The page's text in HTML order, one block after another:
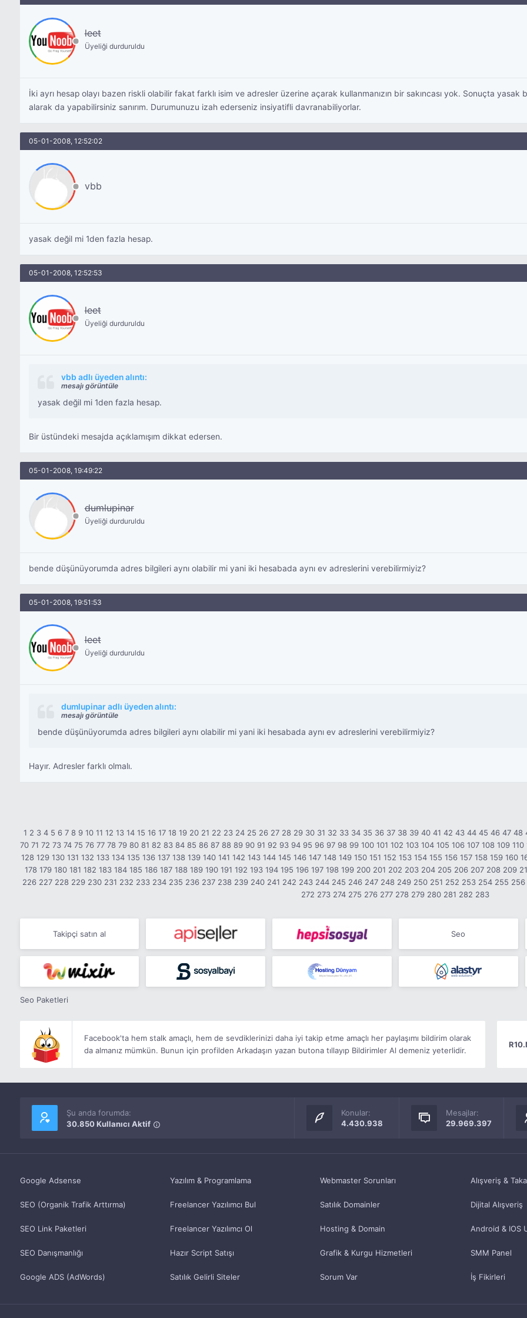
leet
Üyeliği durduruldu
İki ayrı hesap olayı bazen riskli olabilir fakat farklı isim ve adresler üzerine açarak kullanmanızın bir sakıncası yok. Sonuçta
alarak da yapabilirsiniz sanırım. Durumunuzu izah ederseniz insiyatifli davranabiliyorlar.
05-01-2008, 12:52:02
vbb
yasak değil mi 1den fazla hesap.
05-01-2008, 12:52:53
leet
Üyeliği durduruldu
vbb adlı üyeden alıntı:
mesajı görüntüle
yasak değil mi 1den fazla hesap.
Bir üstündeki mesajda açıklamışım dikkat edersen.
05-01-2008, 19:49:22
dumlupinar
Üyeliği durduruldu
bende düşünüyorumda adres bilgileri aynı olabilir mi yani iki hesabada aynı ev adreslerini verebilirmiyiz?
05-01-2008, 19:51:53
leet
Üyeliği durduruldu
dumlupinar adlı üyeden alıntı:
mesajı görüntüle
bende düşünüyorumda adres bilgileri aynı olabilir mi yani iki hesabada aynı ev adreslerini verebilirmiyiz?
Hayır. Adresler farklı olmalı.
1 2 3 4 5 6 7 8 9 10 11 12 13 14 15 16 17 18 19 20 21 22 23 24 25 26 27 28 29 30 31 32 33 34 35 36 37 38 39 40 41 42 43 44 45 46 47 48
70 71 72 73 74 75 76 77 78 79 80 81 82 83 84 85 86 87 88 89 90 91 92 93 94 95 96 97 98 99 100 101 102 103 104 105 106 107 108 109 110
128 129 130 131 132 133 134 135 136 137 138 139 140 141 142 143 144 145 146 147 148 149 150 151 152 153 154 155 156 157 158 159 160
178 179 180 181 182 183 184 185 186 187 188 189 190 191 192 193 194 195 196 197 198 199 200 201 202 203 204 205 206 207 208 209
226 227 228 229 230 231 232 233 234 235 236 237 238 239 240 241 242 243 244 245 246 247 248 249 250 251 252 253 254 255 256
272 273 274 275 276 277 278 279 280 281 282 283
Takipçi satın al Seo
Seo Paketleri
Facebook'ta hem stalk amaçlı, hem de sevdiklerinizi daha iyi takip etme amaçlı her paylaşımı bildirim olarak
da almanız mümkün. Bunun için profilden Arkadaşın yazan butona tıllayıp Bildirimler Al demeniz yeterlidir.
Şu anda forumda:
30.850 Kullanıcı Aktif
Konular:
4.430.938
Mesajlar:
29.969.397
Google Adsense
SEO (Organik Trafik Arttırma)
SEO Link Paketleri
SEO Danışmanlığı
Google ADS (AdWords)
Yazılım & Programlama
Freelancer Yazılımcı Bul
Freelancer Yazılımcı Ol
Hazır Script Satışı
Satılık Gelirli Siteler
Webmaster Sorunları
Satılık Domainler
Hosting & Domain
Grafik & Kurgu Hizmetleri
Sorum Var
Alışveriş &
Dijital Alışveriş
Android & IOS
SMM Panel
İş Fikirleri